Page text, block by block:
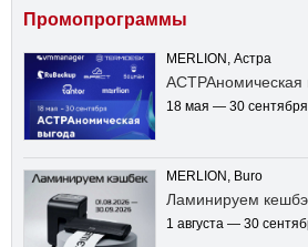
Промопрограммы
MERLION, Астра
АСТРАномическая
18 мая — 30 сентября
MERLION, Buro
Ламинируем
1 августа — 30